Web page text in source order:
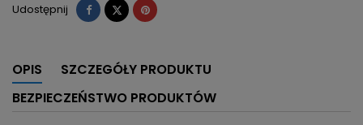
Udostępnij Udostępnij
TweetujPinterest
OPIS
SZCZEGÓŁY PRODUKTU
BEZPIECZEŃSTWO PRODUKTÓW